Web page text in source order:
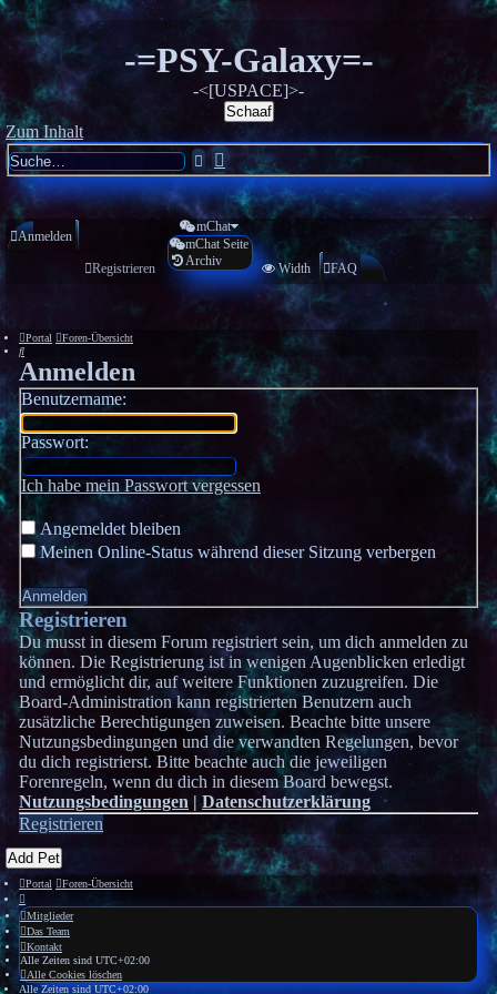
-=PSY-Galaxy=-
-<[USPACE]>-
Schaaf
Zum Inhalt
SucheErweiterte
Suche
Anmelden
Registrieren
mChat
mChat Seite
Archiv
Width FAQ
Portal
Foren-Übersicht
Suche
Anmelden
Benutzername:
Passwort:
Ich habe mein Passwort vergessen
Angemeldet bleiben
Meinen Online-Status während dieser Sitzung verbergen
Registrieren
Du musst in diesem Forum registriert sein, um dich anmelden zu
können. Die Registrierung ist in wenigen Augenblicken erledigt
und ermöglicht dir, auf weitere Funktionen zuzugreifen. Die
Board-Administration kann registrierten Benutzern auch
zusätzliche Berechtigungen zuweisen. Beachte bitte unsere
Nutzungsbedingungen und die verwandten Regelungen, bevor
du dich registrierst. Bitte beachte auch die jeweiligen
Forenregeln, wenn du dich in diesem Board bewegst.
Nutzungsbedingungen | Datenschutzerklärung
Registrieren
Add Pet
Portal Foren-Übersicht
Mitglieder
Das Team
Kontakt
Alle Zeiten sind UTC+02:00
Alle Cookies löschen
Alle Zeiten sindUTC+02:00